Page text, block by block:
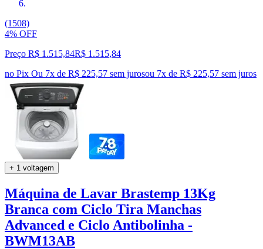
(1508)
4% OFF
Preço R$ 1.515,84R$ 1.515,84
no Pix Ou 7x de R$ 225,57 sem jurosou 7x de R$ 225,57 sem juros
+ 1 voltagem
Máquina de Lavar Brastemp 13Kg
Branca com Ciclo Tira Manchas
Advanced e Ciclo Antibolinha -
BWM13AB